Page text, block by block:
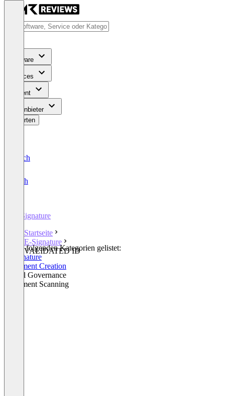
Software
Services
Content
Für Anbieter
Bewerten
Deutsch
English
E-Signature
Startseite
E-Signature
VALIDATED ID
In den folgenden Kategorien gelistet:
E-Signature
Document Creation
Digital Governance
Document Scanning